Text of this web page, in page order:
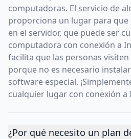
computadoras. El servicio de
proporciona un lugar para que
en el servidor, que puede ser
computadora con conexión a
facilita que las personas
porque no es necesario
software especial.
cualquier lugar con conexión a
¿Por qué necesito un plan